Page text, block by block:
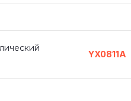
YX0811A